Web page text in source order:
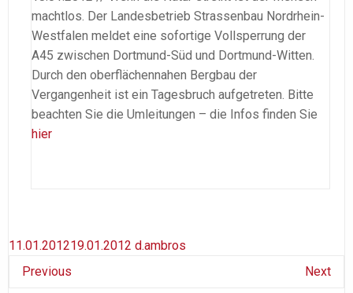
machtlos. Der Landesbetrieb Strassenbau Nordrhein-
Westfalen meldet eine sofortige Vollsperrung der
A45 zwischen Dortmund-Süd und Dortmund-Witten.
Durch den oberflächennahen Bergbau der
Vergangenheit ist ein Tagesbruch aufgetreten. Bitte
beachten Sie die Umleitungen – die Infos finden Sie
hier
11.01.201219.01.2012 d.ambros
Previous
Next